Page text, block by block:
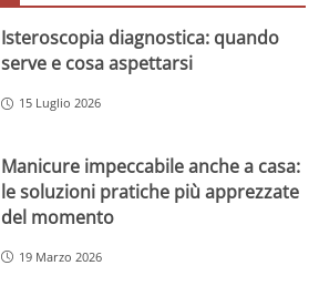
Isteroscopia diagnostica: quando
serve e cosa aspettarsi
15 Luglio 2026
Manicure impeccabile anche a casa:
le soluzioni pratiche più apprezzate
del momento
19 Marzo 2026